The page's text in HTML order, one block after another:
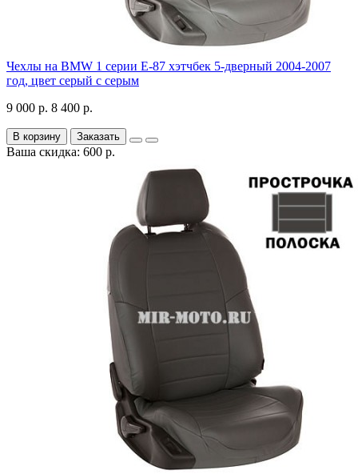
Чехлы на BMW 1 серии Е-87 хэтчбек 5-дверный 2004-2007
год, цвет серый с серым
9 000 р. 8 400 р.
В корзину Заказать
Ваша скидка: 600 р.